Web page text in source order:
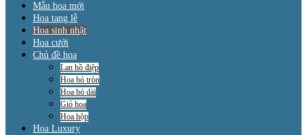
Mẫu hoa mới
Hoa tang lễ
Hoa sinh nhật
Hoa cưới
Chủ đề hoa
Lan hồ điệp
Hoa bó tròn
Hoa bó dài
Giỏ hoa
Hoa hộp
Hoa Luxury